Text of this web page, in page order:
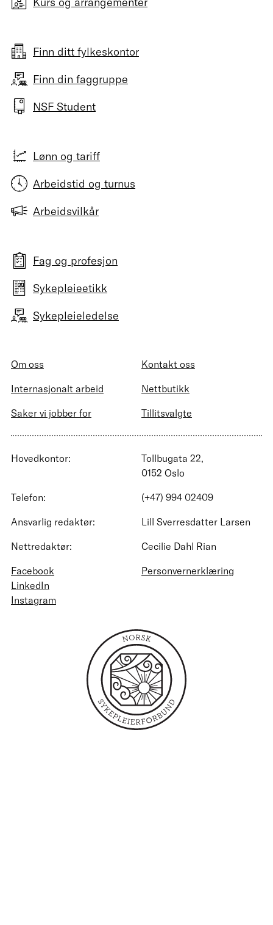
Finn ditt fylkeskontor
Finn din faggruppe
NSF Student
Lønn og tariff
Arbeidstid og turnus
Arbeidsvilkår
Fag og profesjon
Sykepleieetikk
Sykepleieledelse
Om oss
Kontakt oss
Internasjonalt arbeid
Nettbutikk
Saker vi jobber for
Tillitsvalgte
Hovedkontor:
Tollbugata 22,
0152 Oslo
Telefon:
(+47) 994 02409
Ansvarlig redaktør:
Lill Sverresdatter Larsen
Nettredaktør:
Cecilie Dahl Rian
Facebook
LinkedIn
Instagram
Personvernerklæring